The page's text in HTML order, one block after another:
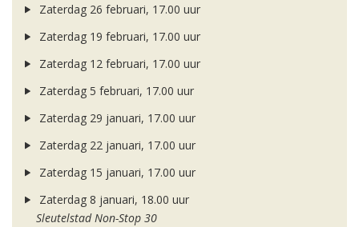
Zaterdag 26 februari, 17.00 uur
Zaterdag 19 februari, 17.00 uur
Zaterdag 12 februari, 17.00 uur
Zaterdag 5 februari, 17.00 uur
Zaterdag 29 januari, 17.00 uur
Zaterdag 22 januari, 17.00 uur
Zaterdag 15 januari, 17.00 uur
Zaterdag 8 januari, 18.00 uur
Sleutelstad Non-Stop 30